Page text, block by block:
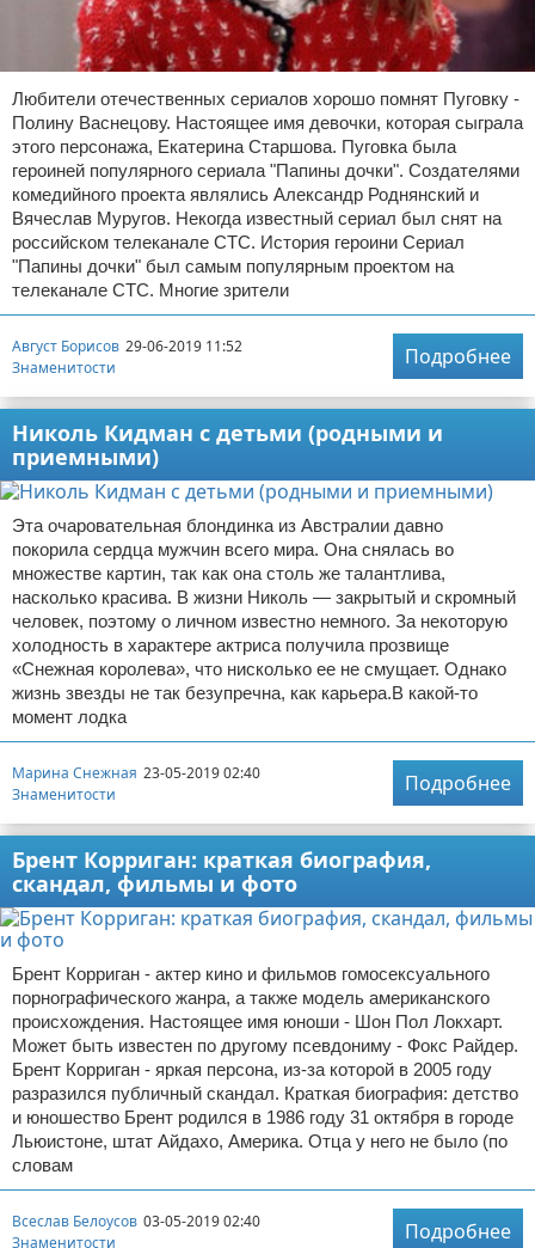
Любители отечественных сериалов хорошо помнят Пуговку -
Полину Васнецову. Настоящее имя девочки, которая сыграла
этого персонажа, Екатерина Старшова. Пуговка была
героиней популярного сериала "Папины дочки". Создателями
комедийного проекта являлись Александр Роднянский и
Вячеслав Муругов. Некогда известный сериал был снят на
российском телеканале СТС. История героини Сериал
"Папины дочки" был самым популярным проектом на
телеканале СТС. Многие зрители
Август Борисов 29-06-2019 11:52
Знаменитости
Подробнее
Николь Кидман с детьми (родными и
приемными)
Эта очаровательная блондинка из Австралии давно
покорила сердца мужчин всего мира. Она снялась во
множестве картин, так как она столь же талантлива,
насколько красива. В жизни Николь — закрытый и скромный
человек, поэтому о личном известно немного. За некоторую
холодность в характере актриса получила прозвище
«Снежная королева», что нисколько ее не смущает. Однако
жизнь звезды не так безупречна, как карьера.В какой-то
момент лодка
Марина Снежная 23-05-2019 02:40
Знаменитости
Подробнее
Брент Корриган: краткая биография,
скандал, фильмы и фото
Брент Корриган - актер кино и фильмов гомосексуального
порнографического жанра, а также модель американского
происхождения. Настоящее имя юноши - Шон Пол Локхарт.
Может быть известен по другому псевдониму - Фокс Райдер.
Брент Корриган - яркая персона, из-за которой в 2005 году
разразился публичный скандал. Краткая биография: детство
и юношество Брент родился в 1986 году 31 октября в городе
Льюистоне, штат Айдахо, Америка. Отца у него не было (по
словам
Всеслав Белоусов 03-05-2019 02:40
Знаменитости
Подробнее